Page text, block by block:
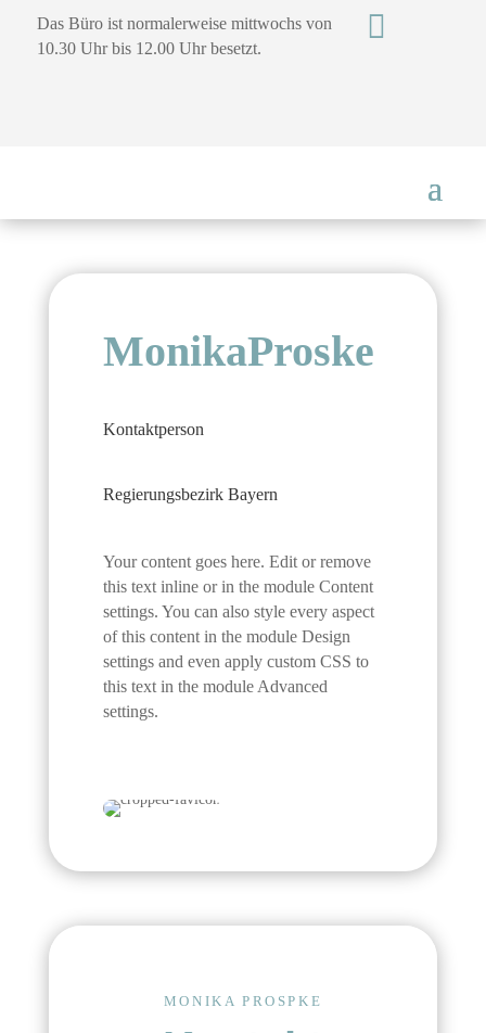
Das Büro ist normalerweise mittwochs von
10.30 Uhr bis 12.00 Uhr besetzt.

MonikaProske
Kontaktperson
Regierungsbezirk Bayern
Your content goes here. Edit or remove
this text inline or in the module Content
settings. You can also style every aspect
of this content in the module Design
settings and even apply custom CSS to
this text in the module Advanced
settings.
MONIKA PROSPKE